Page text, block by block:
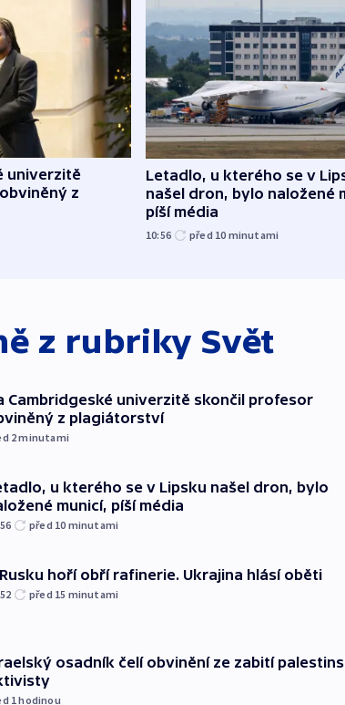
univerzitě
z
Letadlo, u kterého se v
našel dron, bylo naložené
píší média
10:56 před 10 minutami
z rubriky Svět
Cambridgeské univerzitě skončil profesor
z plagiátorství
2minutami
u kterého se v Lipsku našel dron, bylo
municí, píší média
před 10 minutami
hoří obří rafinerie. Ukrajina hlásí oběti
před 15 minutami
osadník čelí obvinění ze zabití
1hodinou